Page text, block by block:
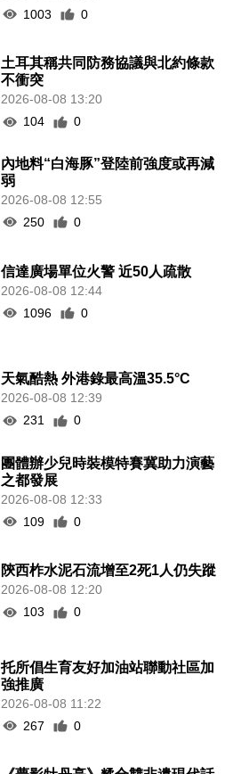
1003
0
土耳其稱共同防務協議與北約條款
不衝突
2026-08-08 13:20
104
0
內地料“白海豚”登陸前強度或再減
弱
2026-08-08 12:55
250
0
信達廣場單位火警 近50人疏散
2026-08-08 12:44
1096
0
天氣酷熱 外港錄最高溫35.5°C
2026-08-08 12:39
231
0
團體辦少兒時裝模特賽冀助力演藝
之都發展
2026-08-08 12:33
109
0
陝西柞水泥石流增至2死1人仍失蹤
2026-08-08 12:20
103
0
托所倡生育友好加油站聯動社區加
強推廣
2026-08-08 11:22
267
0